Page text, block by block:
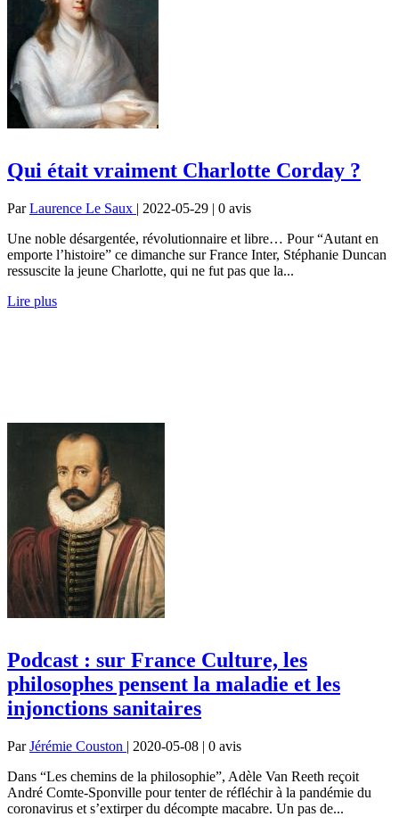
Qui était vraiment Charlotte Corday ?
ParLaurence Le Saux | 2022-05-29 | 0 avis
Une noble désargentée, révolutionnaire et libre… Pour “Autant en
emporte l’histoire” ce dimanche sur France Inter, Stéphanie Duncan
ressuscite la jeune Charlotte, qui ne fut pas que la...
Lire plus
Podcast : sur France Culture, les
philosophes pensent la maladie et les
injonctions sanitaires
ParJérémie Couston | 2020-05-08 | 0 avis
Dans “Les chemins de la philosophie”, Adèle Van Reeth reçoit
André Comte-Sponville pour tenter de réfléchir à la pandémie du
coronavirus et s’extirper du décompte macabre. Un pas de...